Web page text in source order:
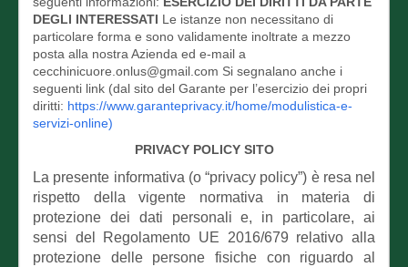
DEGLI INTERESSATI Le istanze non necessitano di
particolare forma e sono validamente inoltrate a mezzo
posta alla nostra Azienda ed e-mail a
cecchinicuore.onlus@gmail.com Si segnalano anche i
seguenti link (dal sito del Garante per l’esercizio dei propri
diritti: https://www.garanteprivacy.it/home/modulistica-e-
servizi-online)
PRIVACY POLICY SITO
La presente informativa (o “privacy policy”) è resa nel
rispetto della vigente normativa in materia di
protezione dei dati personali e, in particolare, ai
sensi del Regolamento UE 2016/679 relativo alla
protezione delle persone fisiche con riguardo al